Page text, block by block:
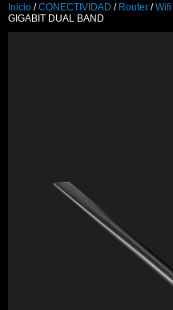
Inicio /CONECTIVIDAD / Router /Wifi
GIGABIT DUAL BAND